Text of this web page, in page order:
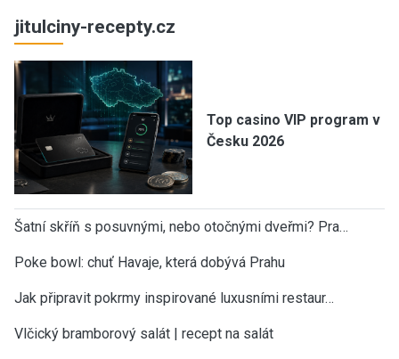
jitulciny-recepty.cz
Top casino VIP program v
Česku 2026
Šatní skříň s posuvnými, nebo otočnými dveřmi? Pra…
Poke bowl: chuť Havaje, která dobývá Prahu
Jak připravit pokrmy inspirované luxusními restaur…
Vlčický bramborový salát | recept na salát